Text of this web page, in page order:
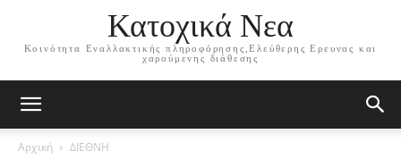
Κατοχικά Νεα
Κοινότητα Εναλλακτικής πληροφόρησης,Ελεύθερης Ερευνας και
χαρούμενης διάθεσης
Αρχική ΔΙΕΘΝΗ